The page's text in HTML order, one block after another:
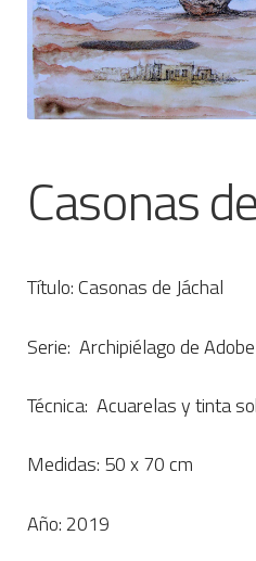
Casonas
Título: Casonas de Jáchal
Serie: Archipiélago de Adobe
Técnica: Acuarelas y tinta
Medidas: 50 x 70 cm
Año: 2019